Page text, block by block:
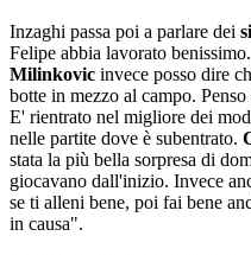
Inzaghi passa poi a parlare dei
Felipe abbia lavorato
Milinkovic invece posso dire
botte in mezzo al campo.
E' rientrato nel migliore dei
nelle partite dove è subentrato.
stata la più bella sorpresa di
giocavano dall'inizio. Invece
se ti alleni bene, poi fai bene
in causa".